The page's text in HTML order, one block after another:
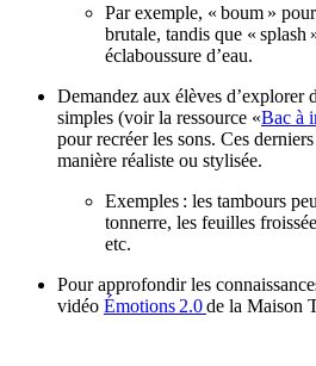
Par exemple, « boum »
brutale, tandis que « splash
éclaboussure d’eau.
Demandez aux élèves d’explorer
simples (voir la ressource «Bac à
pour recréer les sons. Ces
manière réaliste ou stylisée.
Exemples : les tambours
tonnerre, les feuilles
etc.
Pour approfondir les
vidéo Émotions 2.0de la Maison